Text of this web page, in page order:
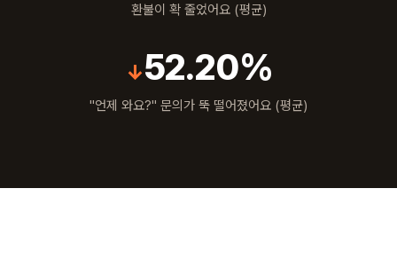
환불이 확 줄었어요 (평균)
↓52.20%
"언제 와요?" 문의가 뚝 떨어졌어요 (평균)